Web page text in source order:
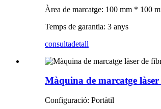
Àrea de marcatge: 100 mm * 100
Temps de garantia: 3 anys
consultadetall
Màquina de marcatge
Configuració: Portàtil